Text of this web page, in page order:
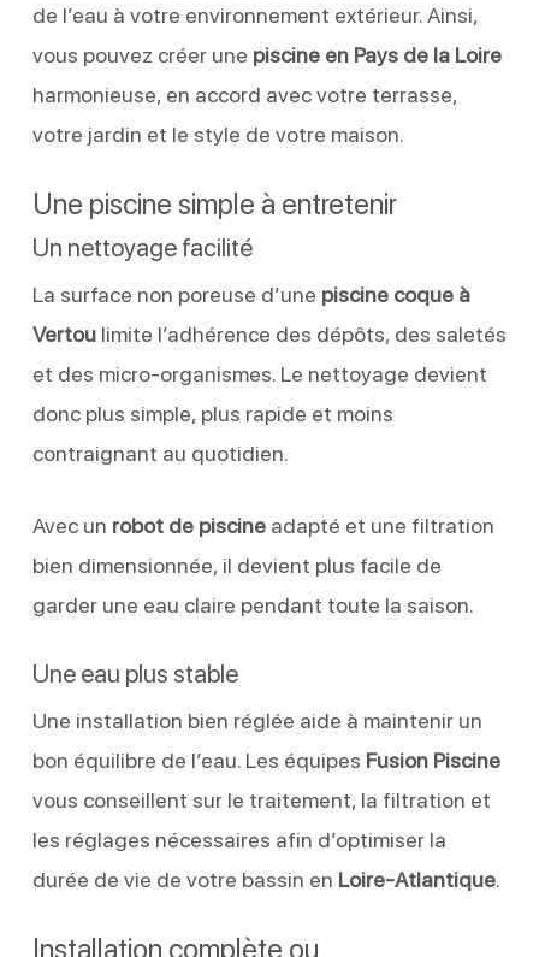
de l’eau à votre environnement extérieur. Ainsi,
vous pouvez créer une piscine en Pays de la Loire
harmonieuse, en accord avec votre terrasse,
votre jardin et le style de votre maison.
Une piscine simple à entretenir
Un nettoyage facilité
La surface non poreuse d’une piscine coque à
Vertoulimite l’adhérence des dépôts, des saletés
et des micro-organismes. Le nettoyage devient
donc plus simple, plus rapide et moins
contraignant au quotidien.
Avec un robot de piscineadapté et une filtration
bien dimensionnée, il devient plus facile de
garder une eau claire pendant toute la saison.
Une eau plus stable
Une installation bien réglée aide à maintenir un
bon équilibre de l’eau. Les équipes Fusion Piscine
vous conseillent sur le traitement, la filtration et
les réglages nécessaires afin d’optimiser la
durée de vie de votre bassin en Loire-Atlantique.
Installation complète ou